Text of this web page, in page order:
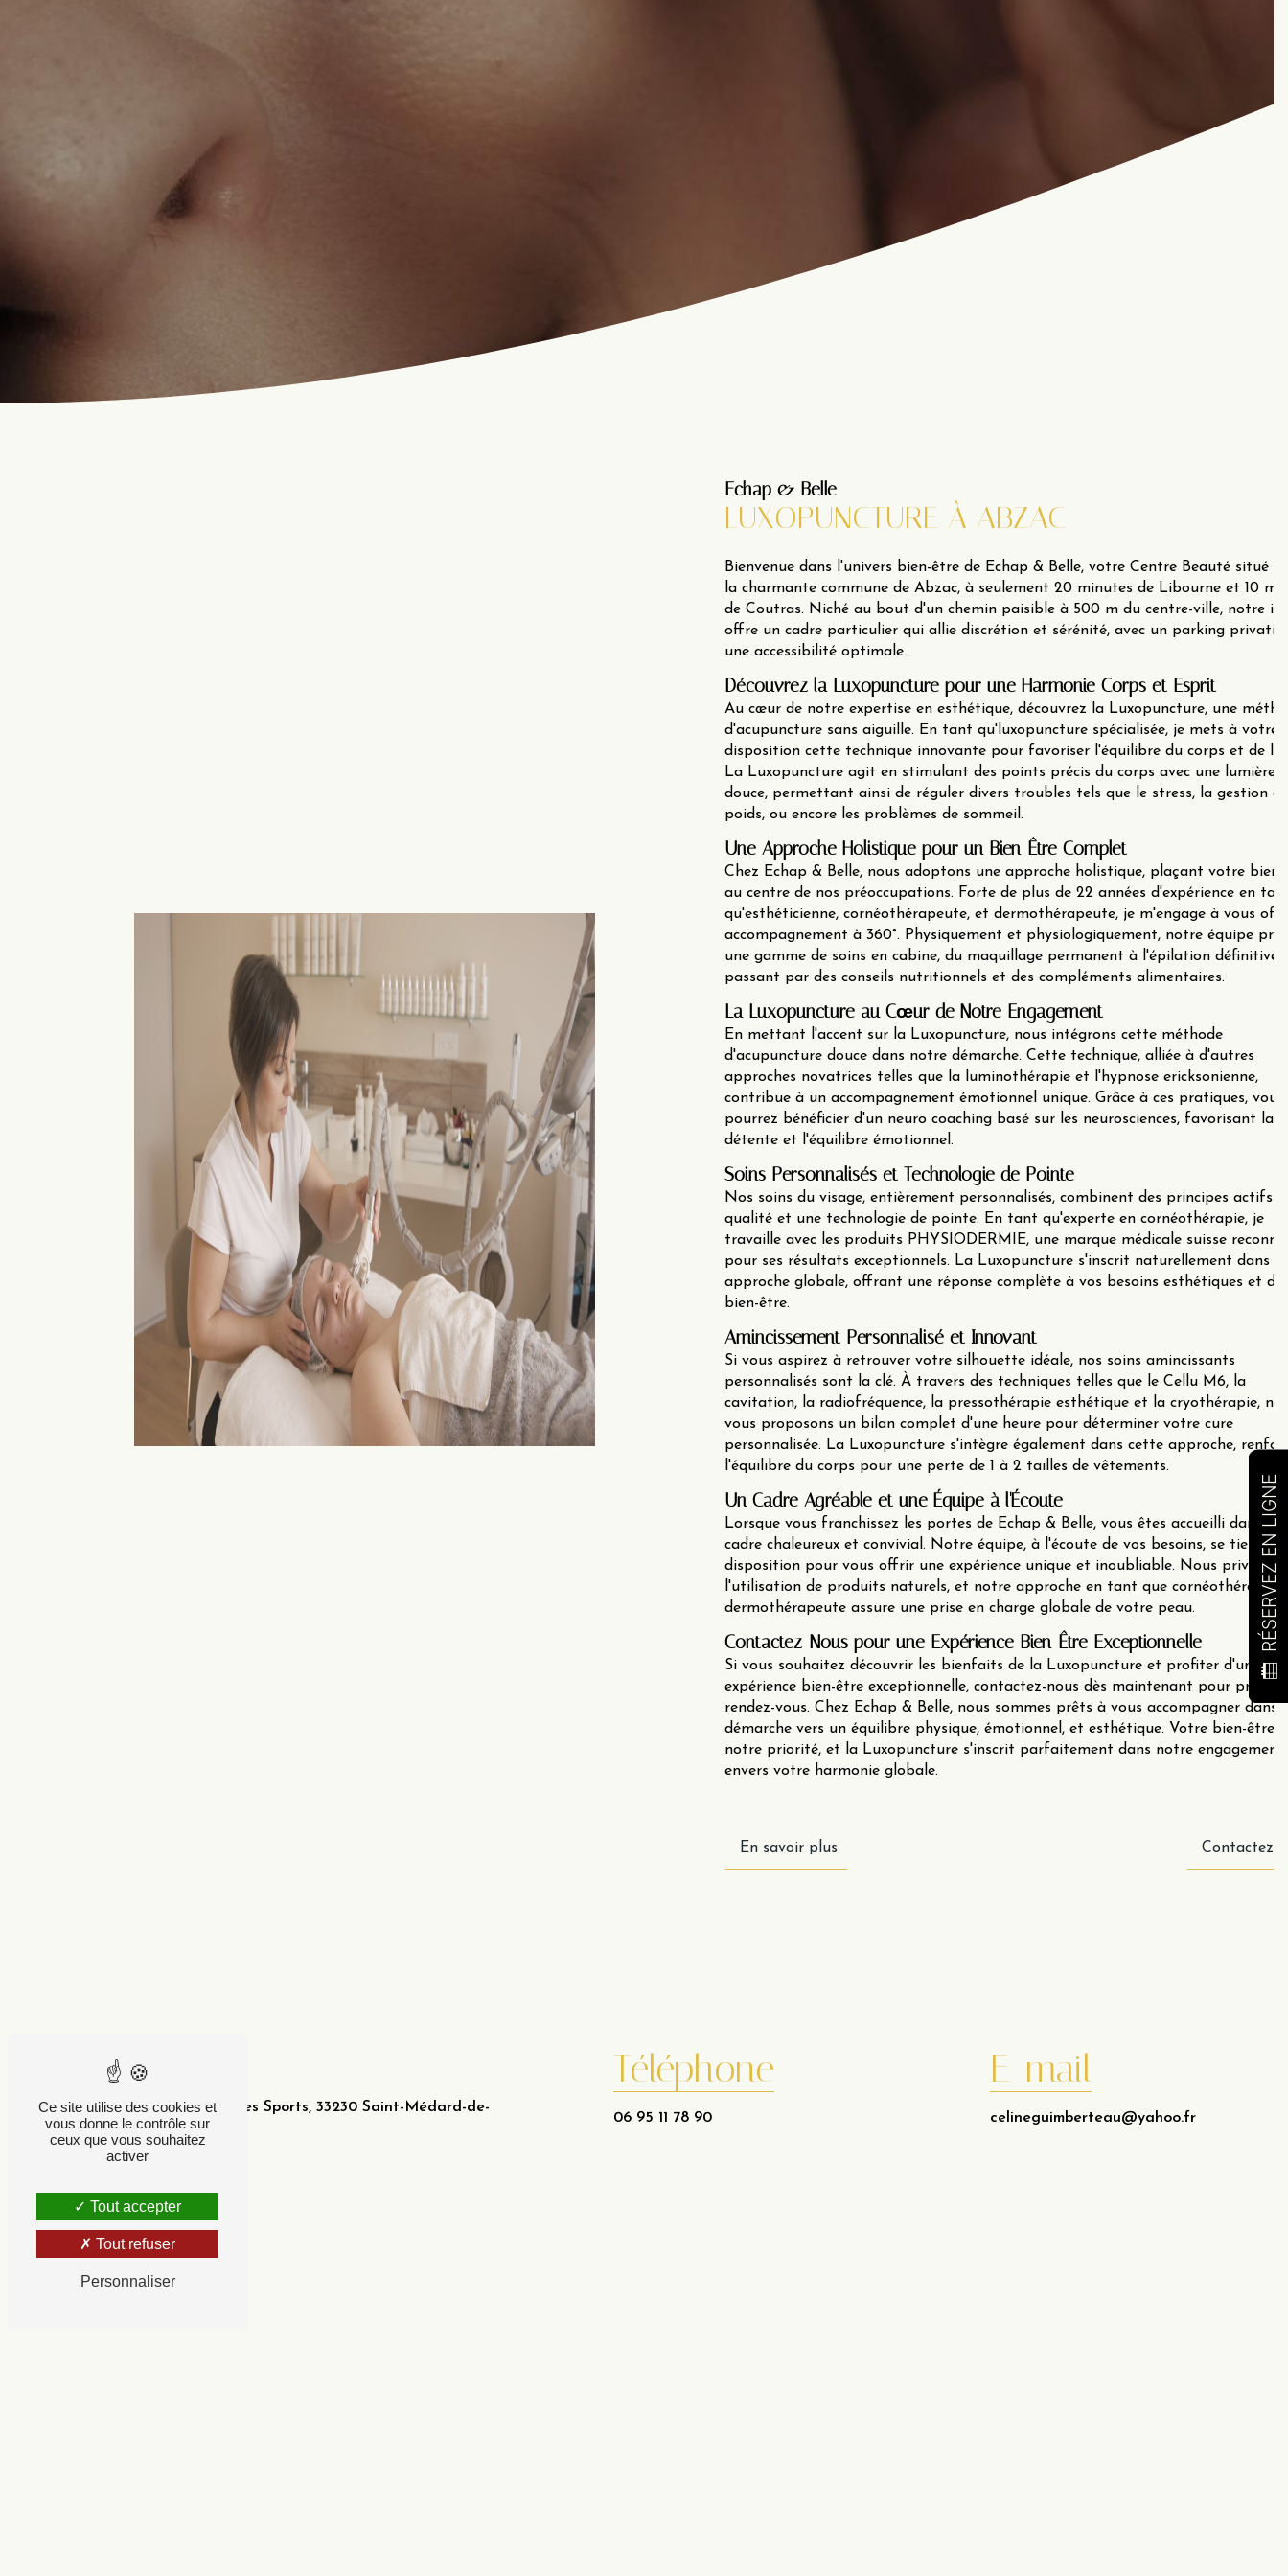
Echap & Belle
LUXOPUNCTURE À ABZAC
Bienvenue dans l'univers bien-être de Echap & Belle, votre Centre Beauté situé
la charmante commune de Abzac, à seulement 20 minutes de Libourne et 10
de Coutras. Niché au bout d'un chemin paisible à 500 m du centre-ville, notre
offre un cadre particulier qui allie discrétion et sérénité, avec un parking privatif
une accessibilité optimale.
Découvrez la Luxopuncture pour une Harmonie Corps et Esprit
Au cœur de notre expertise en esthétique, découvrez la Luxopuncture, une
d'acupuncture sans aiguille. En tant qu'luxopuncture spécialisée, je mets à votre
disposition cette technique innovante pour favoriser l'équilibre du corps et de
La Luxopuncture agit en stimulant des points précis du corps avec une lumière
douce, permettant ainsi de réguler divers troubles tels que le stress, la gestion
poids, ou encore les problèmes de sommeil.
Une Approche Holistique pour un Bien-Être Complet
Chez Echap & Belle, nous adoptons une approche holistique, plaçant votre bien-
au centre de nos préoccupations. Forte de plus de 22 années d'expérience en
qu'esthéticienne, cornéothérapeute, et dermothérapeute, je m'engage à vous
accompagnement à 360°. Physiquement et physiologiquement, notre équipe
une gamme de soins en cabine, du maquillage permanent à l'épilation définitive,
passant par des conseils nutritionnels et des compléments alimentaires.
La Luxopuncture au Cœur de Notre Engagement
En mettant l'accent sur la Luxopuncture, nous intégrons cette méthode
d'acupuncture douce dans notre démarche. Cette technique, alliée à d'autres
approches novatrices telles que la luminothérapie et l'hypnose ericksonienne,
contribue à un accompagnement émotionnel unique. Grâce à ces pratiques, vous
pourrez bénéficier d'un neuro coaching basé sur les neurosciences, favorisant la
détente et l'équilibre émotionnel.
Soins Personnalisés et Technologie de Pointe
Nos soins du visage, entièrement personnalisés, combinent des principes actifs
qualité et une technologie de pointe. En tant qu'experte en cornéothérapie, je
travaille avec les produits PHYSIODERMIE, une marque médicale suisse
pour ses résultats exceptionnels. La Luxopuncture s'inscrit naturellement dans
approche globale, offrant une réponse complète à vos besoins esthétiques et de
bien-être.
Amincissement Personnalisé et Innovant
Si vous aspirez à retrouver votre silhouette idéale, nos soins amincissants
personnalisés sont la clé. À travers des techniques telles que le Cellu M6, la
cavitation, la radiofréquence, la pressothérapie esthétique et la cryothérapie,
vous proposons un bilan complet d'une heure pour déterminer votre cure
personnalisée. La Luxopuncture s'intègre également dans cette approche,
l'équilibre du corps pour une perte de 1 à 2 tailles de vêtements.
Un Cadre Agréable et une Équipe à l'Écoute
Lorsque vous franchissez les portes de Echap & Belle, vous êtes accueilli dans un
cadre chaleureux et convivial. Notre équipe, à l'écoute de vos besoins, se tient à
disposition pour vous offrir une expérience unique et inoubliable. Nous
l'utilisation de produits naturels, et notre approche en tant que
dermothérapeute assure une prise en charge globale de votre peau.
Contactez-Nous pour une Expérience Bien-Être Exceptionnelle
Si vous souhaitez découvrir les bienfaits de la Luxopuncture et profiter d'une
expérience bien-être exceptionnelle, contactez-nous dès maintenant pour
rendez-vous. Chez Echap & Belle, nous sommes prêts à vous accompagner dans
démarche vers un équilibre physique, émotionnel, et esthétique. Votre bien-être
notre priorité, et la Luxopuncture s'inscrit parfaitement dans notre engagement
envers votre harmonie globale.
En savoir plus Contactez-
Adresse
34 Avenue du Parc des Sports, 33230 Saint-Médard-de-
Guizières
Téléphone
06 95 11 78 90
E-mail
celineguimberteau@yahoo.fr
RÉSERVEZ EN LIGNE
Ce site utilise des cookies et
vous donne le contrôle sur
ceux que vous souhaitez
activer
Tout accepter
Tout refuser
Personnaliser